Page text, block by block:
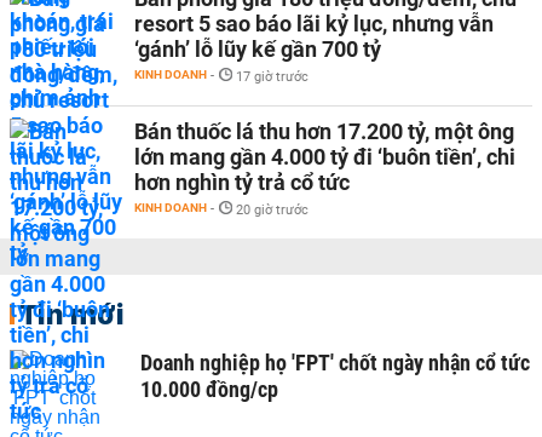
resort 5 sao báo lãi kỷ lục, nhưng vẫn
‘gánh’ lỗ lũy kế gần 700 tỷ
KINH DOANH - 17 giờ trước
Bán thuốc lá thu hơn 17.200 tỷ, một ông
lớn mang gần 4.000 tỷ đi ‘buôn tiền’, chi
hơn nghìn tỷ trả cổ tức
KINH DOANH - 20 giờ trước
Tin mới
Doanh nghiệp họ 'FPT' chốt ngày nhận cổ tức
10.000 đồng/cp